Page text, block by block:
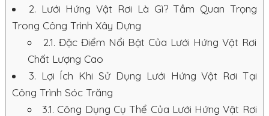
2. Lưới Hứng Vật Rơi Là Gì? Tầm Quan Trọng
Trong Công Trình Xây Dựng
2.1. Đặc Điểm Nổi Bật Của Lưới Hứng Vật Rơi
Chất Lượng Cao
3. Lợi Ích Khi Sử Dụng Lưới Hứng Vật Rơi Tại
Công Trình Sóc Trăng
3.1. Công Dụng Cụ Thể Của Lưới Hứng Vật Rơi